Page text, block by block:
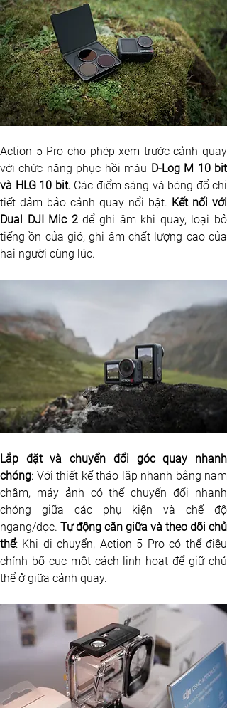
Action 5 Pro cho phép xem trước cảnh quay
với chức năng phục hồi màu D-Log M 10 bit
và HLG 10 bit. Các điểm sáng và bóng đổ chi
tiết đảm bảo cảnh quay nổi bật. Kết nối với
Dual DJI Mic 2 để ghi âm khi quay, loại bỏ
tiếng ồn của gió, ghi âm chất lượng cao của
hai người cùng lúc.
Lắp đặt và chuyển đổi góc quay nhanh
chóng: Với thiết kế tháo lắp nhanh bằng nam
châm, máy ảnh có thể chuyển đổi nhanh
chóng giữa các phụ kiện và chế độ
ngang/dọc. Tự động căn giữa và theo dõi chủ
thể: Khi di chuyển, Action 5 Pro có thể điều
chỉnh bố cục một cách linh hoạt để giữ chủ
thể ở giữa cảnh quay.